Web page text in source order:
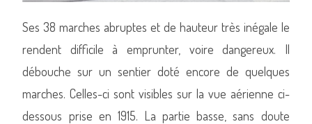
Ses 38 marches abruptes et de hauteur très inégale le
rendent difficile à emprunter, voire dangereux. Il
débouche sur un sentier doté encore de quelques
marches. Celles-ci sont visibles sur la vue aérienne ci-
dessous prise en 1915. La partie basse, sans doute